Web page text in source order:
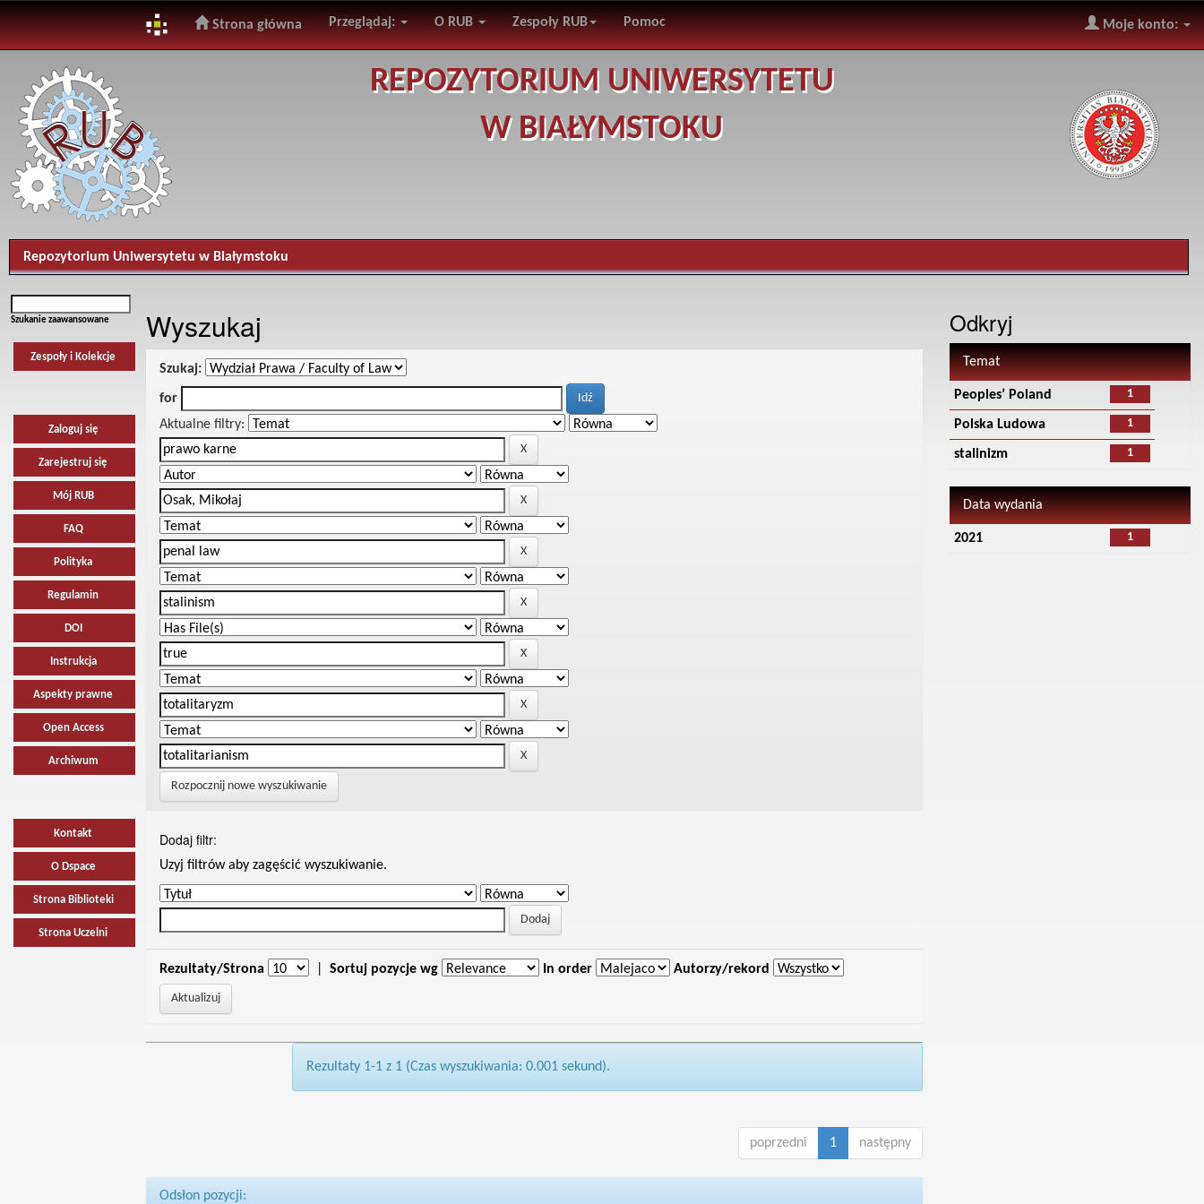
navigation
Strona główna Przeglądaj: O RUB Zespoły RUB Pomoc Moje konto:
REPOZYTORIUM UNIWERSYTETU
W BIAŁYMSTOKU
Repozytorium Uniwersytetu w Białymstoku
Szukanie zaawansowane
Zespoły i Kolekcje
Zaloguj się
Zarejestruj się
Mój RUB
FAQ
Polityka
Regulamin
DOI
Instrukcja
Aspekty prawne
Open Access
Archiwum
Kontakt
O Dspace
Strona Biblioteki
Strona Uczelni
Wyszukaj
Szukaj:
for
Aktualne filtry:
Rozpocznij nowe wyszukiwanie
Dodaj filtr:
Uzyj filtrów aby zagęścić wyszukiwanie.
Rezultaty/Strona Sortuj pozycje wg In order Autorzy/rekord
Rezultaty 1-1 z 1 (Czas wyszukiwania: 0.001 sekund).
poprzedni 1 następny
Odsłon pozycji:
Odkryj
Temat
1
Peoples’ Poland
1
Polska Ludowa
1
stalinizm
Data wydania
1
2021